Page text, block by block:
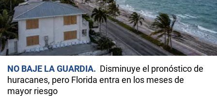
NO BAJE LA GUARDIA
Disminuye el pronóstico de
huracanes, pero Florida entra en los meses de
mayor riesgo